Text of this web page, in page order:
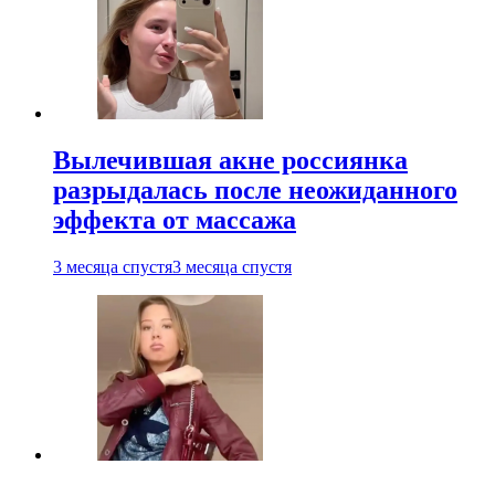
Вылечившая акне россиянка
разрыдалась после неожиданного
эффекта от массажа
3 месяца спустя3 месяца спустя